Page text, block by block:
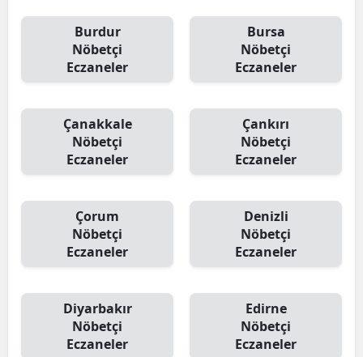
Burdur
Nöbetçi
Eczaneler
Bursa
Nöbetçi
Eczaneler
Çanakkale
Nöbetçi
Eczaneler
Çankırı
Nöbetçi
Eczaneler
Çorum
Nöbetçi
Eczaneler
Denizli
Nöbetçi
Eczaneler
Diyarbakır
Nöbetçi
Eczaneler
Edirne
Nöbetçi
Eczaneler